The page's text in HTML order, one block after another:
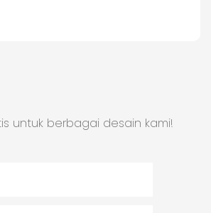
untuk berbagai desain kami!